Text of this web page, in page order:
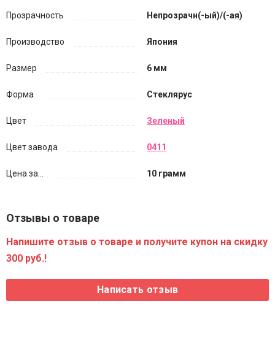
Прозрачность Непрозрачн(-ый)/(-ая)
Производство Япония
Размер 6 мм
Форма Стеклярус
Цвет Зеленый
Цвет завода 0411
Цена за... 10 грамм
Отзывы о товаре
Напишите отзыв о товаре и получите купон на скидку
300 руб.!